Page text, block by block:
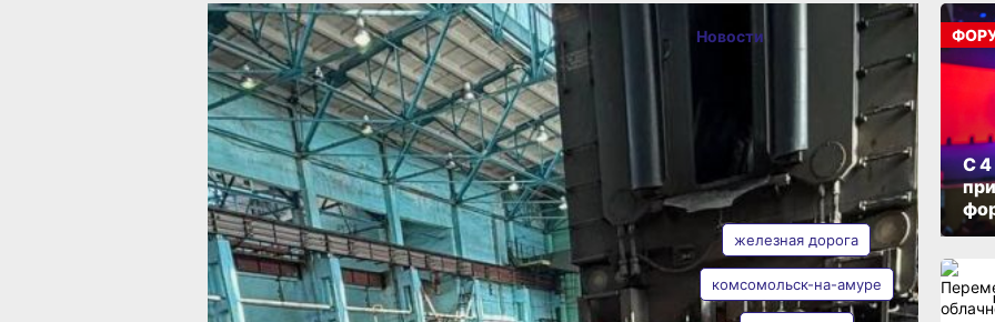
Новости 05 марта 2026 г., 12:42
В
Комсомольске-
на-Амуре
рабочий погиб
на железной
дороге
Новости
ТЕГИ
железная дорога
комсомольск-на-амуре
С 4